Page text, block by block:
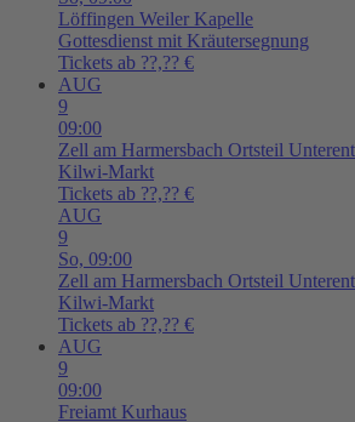
Löffingen Weiler Kapelle
Gottesdienst mit Kräutersegnung
Tickets ab ??,?? €
AUG
9
09:00
Zell am Harmersbach Ortsteil
Kilwi-Markt
Tickets ab ??,?? €
AUG
9
So, 09:00
Zell am Harmersbach Ortsteil
Kilwi-Markt
Tickets ab ??,?? €
AUG
9
09:00
Freiamt Kurhaus